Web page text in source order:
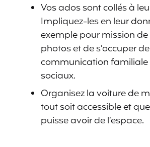
Vos ados sont collés à
Impliquez-les en leur
exemple pour mission
photos et de s’occuper
communication familiale
sociaux.
Organisez la voiture de
tout soit accessible et
puisse avoir de l’espace.